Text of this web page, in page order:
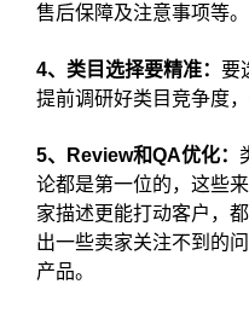
售后保障及注意事项等。
4、类目选择要精准： 要
提前调研好类目竞争度，
5、Review和QA优化：
论都是第一位的，这些
家描述更能打动客户，
出一些卖家关注不到的
产品。